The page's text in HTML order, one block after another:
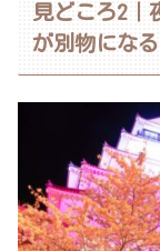
見どころ2｜
が別物になる